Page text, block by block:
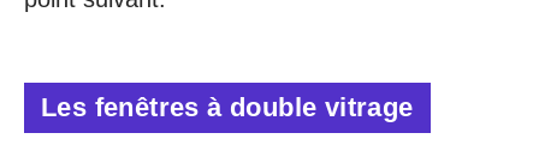
Les fenêtres à double vitrage